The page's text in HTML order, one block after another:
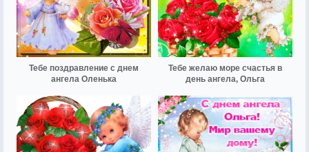
Тебе поздравление с днем
ангела Оленька
Тебе желаю море счастья в
день ангела, Ольга